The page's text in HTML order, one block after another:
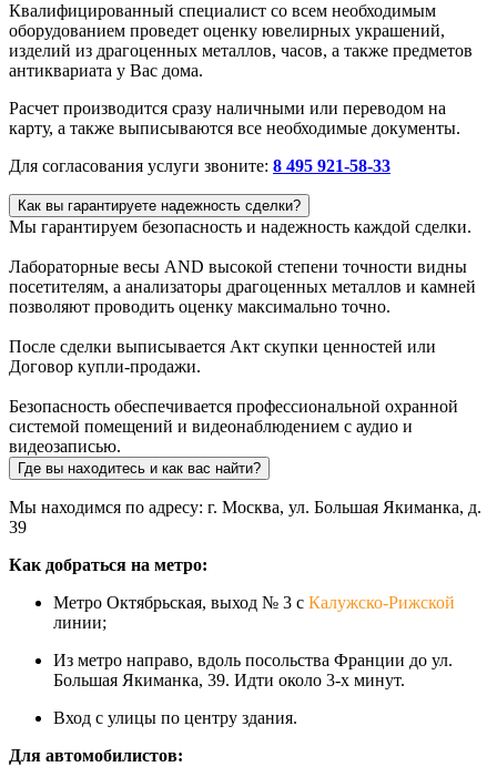
Квалифицированный специалист со всем необходимым
оборудованием проведет оценку ювелирных украшений,
изделий из драгоценных металлов, часов, а также предметов
антиквариата у Вас дома.
Расчет производится сразу наличными или переводом на
карту, а также выписываются все необходимые документы.
Для согласования услуги звоните: 8 495 921-58-33
Как вы гарантируете надежность сделки?
Мы гарантируем безопасность и надежность каждой сделки.
Лабораторные весы AND высокой степени точности видны
посетителям, а анализаторы драгоценных металлов и камней
позволяют проводить оценку максимально точно.
После сделки выписывается Акт скупки ценностей или
Договор купли-продажи.
Безопасность обеспечивается профессиональной охранной
системой помещений и видеонаблюдением с аудио и
видеозаписью.
Где вы находитесь и как вас найти?
Мы находимся по адресу: г. Москва, ул. Большая Якиманка, д.
39
Как добраться на метро:
Метро Октябрьская, выход № 3 с Калужско-Рижской
линии;
Из метро направо, вдоль посольства Франции до ул.
Большая Якиманка, 39. Идти около 3-х минут.
Вход с улицы по центру здания.
Для автомобилистов: